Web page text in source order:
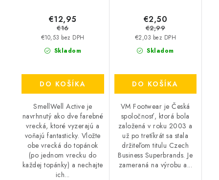
Skladom
€10,53 bez DPH
€12,95
€16
DO KOŠÍKA
SmellWell Active je
navrhnutý ako dve farebné
vrecká, ktoré vyzerajú a
voňajú fantasticky. Vložte
obe vrecká do topánok
(po jednom vrecku do
každej topánky) a nechajte
ich...
Skladom
€2,03 bez DPH
€2,50
€2,99
DO KOŠÍKA
VM Footwear je Česká
spoločnosť, ktorá bola
založená v roku 2003 a
už po tretíkrát sa stala
držiteľom titulu Czech
Business Superbrands. Je
zameraná na výrobu a...